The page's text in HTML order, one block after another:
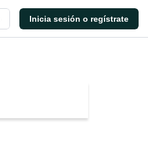
Inicia sesión o regístrate